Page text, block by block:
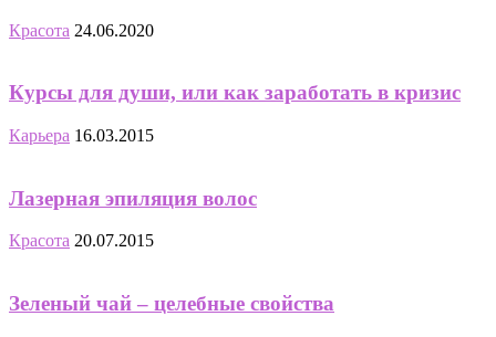
Красота 24.06.2020
Курсы для души, или как заработать в кризис
Карьера 16.03.2015
Лазерная эпиляция волос
Красота 20.07.2015
Зеленый чай – целебные свойства